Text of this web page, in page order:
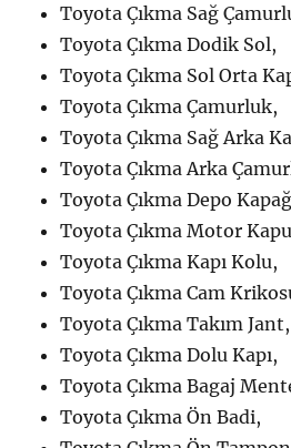
Toyota Çıkma Sağ
Toyota Çıkma Dodik Sol,
Toyota Çıkma Sol Orta
Toyota Çıkma Çamurluk,
Toyota Çıkma Sağ Arka
Toyota Çıkma Arka
Toyota Çıkma Depo
Toyota Çıkma Motor
Toyota Çıkma Kapı Kolu,
Toyota Çıkma Cam
Toyota Çıkma Takım Jant,
Toyota Çıkma Dolu Kapı,
Toyota Çıkma Bagaj
Toyota Çıkma Ön Badi,